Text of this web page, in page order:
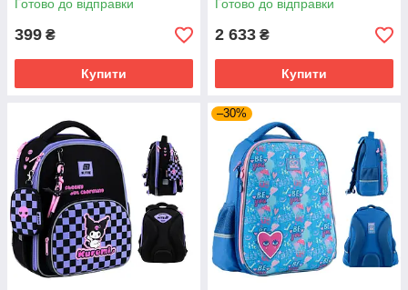
Готово до відправки
399 ₴
Купити
Готово до відправки
2 633 ₴
Купити
–30%